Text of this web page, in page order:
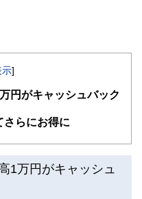
示]
円がキャッシュバック
さらにお得に
1万円がキャッシュ